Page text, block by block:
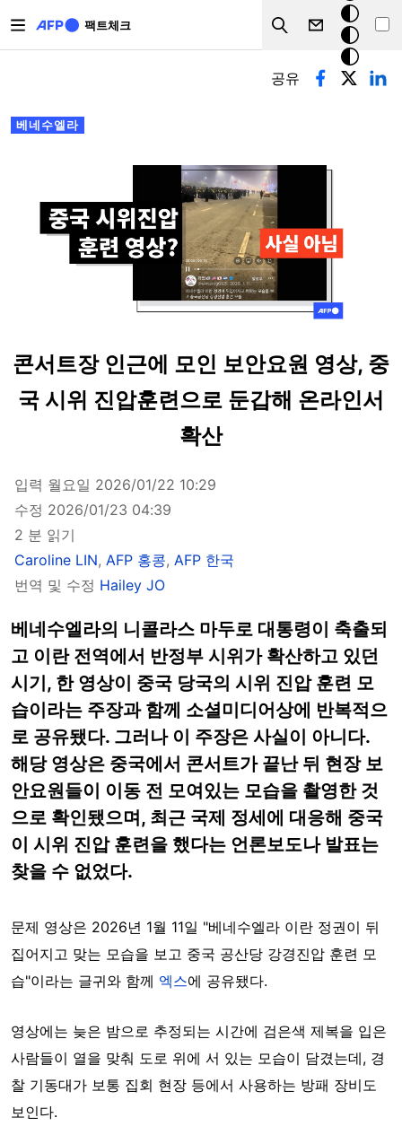
팩트체크
Search
크
모
드
기본탭
베네수엘라
공유
콘서트장 인근에 모인 보안요원 영상, 중
국 시위 진압훈련으로 둔갑해 온라인서
확산
입력 월요일 2026/01/22 10:29
수정 2026/01/23 04:39
2 분 읽기
Caroline LIN, AFP 홍콩, AFP 한국
번역 및 수정 Hailey JO
베네수엘라의 니콜라스 마두로 대통령이 축출되
고 이란 전역에서 반정부 시위가 확산하고 있던
시기, 한 영상이 중국 당국의 시위 진압 훈련 모
습이라는 주장과 함께 소셜미디어상에 반복적으
로 공유됐다. 그러나 이 주장은 사실이 아니다.
해당 영상은 중국에서 콘서트가 끝난 뒤 현장 보
안요원들이 이동 전 모여있는 모습을 촬영한 것
으로 확인됐으며, 최근 국제 정세에 대응해 중국
이 시위 진압 훈련을 했다는 언론보도나 발표는
찾을 수 없었다.
문제 영상은 2026년 1월 11일 "베네수엘라 이란 정권이 뒤
집어지고 맞는 모습을 보고 중국 공산당 강경진압 훈련 모
습"이라는 글귀와 함께 엑스에 공유됐다.
영상에는 늦은 밤으로 추정되는 시간에 검은색 제복을 입은
사람들이 열을 맞춰 도로 위에 서 있는 모습이 담겼는데, 경
찰 기동대가 보통 집회 현장 등에서 사용하는 방패 장비도
보인다.